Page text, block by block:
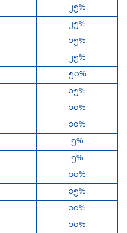
၂၅%
၂၅%
၁၅%
၂၅%
၅၀%
၁၅%
၁၀%
၁၀%
၅%
၅%
၁၀%
၁၅%
၁၀%
၁၀%